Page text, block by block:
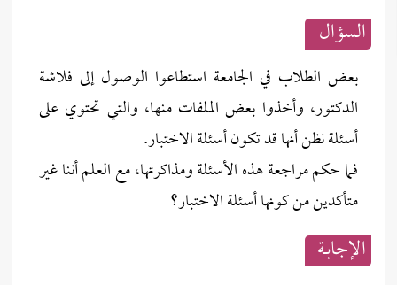
السؤال
بعض الطلاب في الجامعة استطاعوا الوصول إلى فلاشة
الدكتور، وأخذوا بعض الملفات منها، والتي تحتوي على
أسئلة نظن أنها قد تكون أسئلة الاختبار.
فما حكم مراجعة هذه الأسئلة ومذاكرتها، مع العلم أننا غير
متأكدين من كونها أسئلة الاختبار؟
الإجابــة